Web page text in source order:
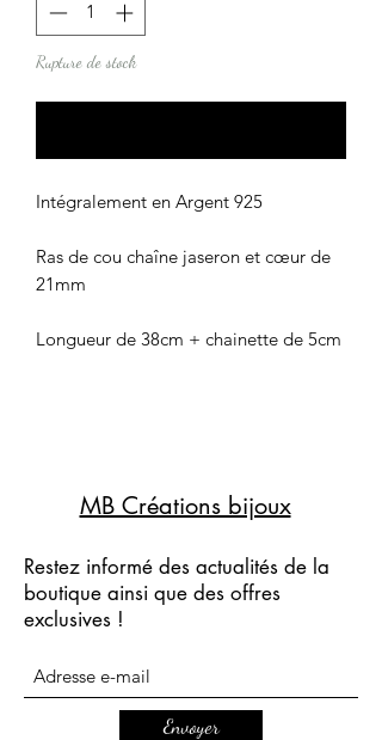
Rupture de stock
Intégralement en Argent 925
Ras de cou chaîne jaseron et cœur de
21mm
Longueur de 38cm + chainette de 5cm
MB Créations bijoux
Restez informé des actualités de la
boutique ainsi que des offres
exclusives !
Envoyer